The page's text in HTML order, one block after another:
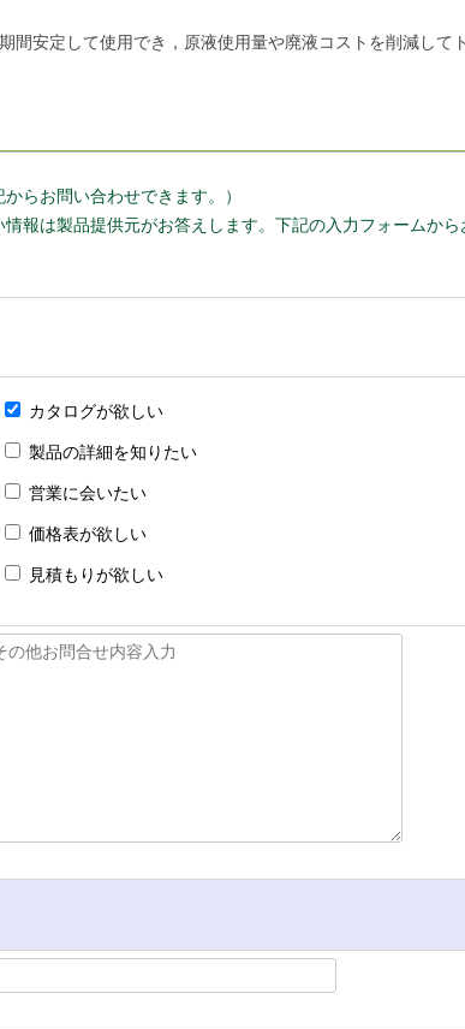
間安定して使用でき，原液使用量や廃液コストを削減して
らお問い合わせできます。）
報は製品提供元がお答えします。下記の入力フォームから
カタログが欲しい
製品の詳細を知りたい
営業に会いたい
価格表が欲しい
見積もりが欲しい